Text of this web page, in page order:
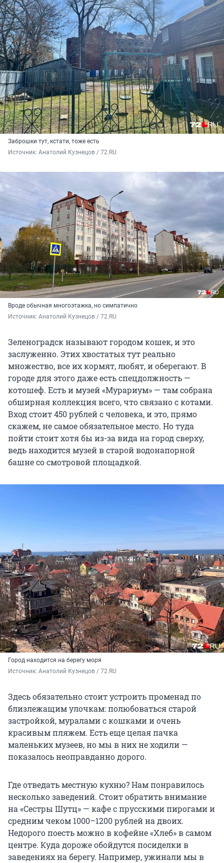
Заброшки тут, кстати, тоже есть
Источник: Анатолий Кузнецов / 72.RU
Вроде обычная многоэтажка, но симпатично
Источник: Анатолий Кузнецов / 72.RU
Зеленоградск называют городом кошек, и это
заслуженно. Этих хвостатых тут реально
множество, все их кормят, любят, и оберегают. В
городе для этого даже есть спецдолжность —
котошеф. Есть и музей «Мурариум» — там собрана
обширная коллекция всего, что связано с котами.
Вход стоит 450 рублей с человека, и это, прямо
скажем, не самое обязательное место. Но туда
пойти стоит хотя бы из-за вида на город сверху,
ведь находится музей в старой водонапорной
башне со смотровой площадкой.
Город находится на берегу моря
Источник: Анатолий Кузнецов / 72.RU
Здесь обязательно стоит устроить променад по
близлежащим улочкам: полюбоваться старой
застройкой, муралами с кошками и очень
красивым пляжем. Есть еще целая пачка
маленьких музеев, но мы в них не ходили —
показалось неоправданно дорого.
Где отведать местную кухню? Нам понравилось
несколько заведений. Стоит обратить внимание
на «Сестры Шутц» — кафе с прусскими пирогами и
средним чеком 1000–1200 рублей на двоих.
Недорого поесть можно в кофейне «Хлеб» в самом
центре. Куда дороже обойдутся посиделки в
заведениях на берегу. Например, ужинали мы в